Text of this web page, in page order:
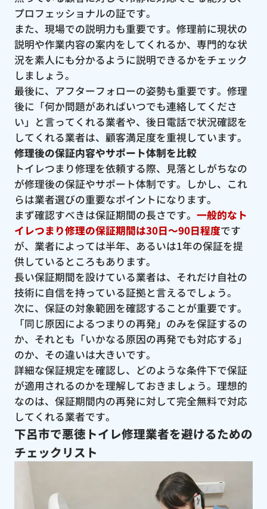
プロフェッショナルの証です。
また、現場での説明力も重要です。修理前に現状の
説明や作業内容の案内をしてくれるか、専門的な状
況を素人にも分かるように説明できるかをチェック
しましょう。
最後に、アフターフォローの姿勢も重要です。修理
後に「何か問題があればいつでも連絡してくださ
い」と言ってくれる業者や、後日電話で状況確認を
してくれる業者は、顧客満足度を重視しています。
修理後の保証内容やサポート体制を比較
トイレつまり修理を依頼する際、見落としがちなの
が修理後の保証やサポート体制です。しかし、これ
らは業者選びの重要なポイントになります。
まず確認すべきは保証期間の長さです。 一般的なト
イレつまり修理の保証期間は30日〜90日程度です
が、業者によっては半年、あるいは1年の保証を提
供しているところもあります。
長い保証期間を設けている業者は、それだけ自社の
技術に自信を持っている証拠と言えるでしょう。
次に、保証の対象範囲を確認することが重要です。
「同じ原因によるつまりの再発」のみを保証するの
か、それとも「いかなる原因の再発でも対応する」
のか、その違いは大きいです。
詳細な保証規定を確認し、どのような条件下で保証
が適用されるのかを理解しておきましょう。理想的
なのは、保証期間内の再発に対して完全無料で対応
してくれる業者です。
下呂市で悪徳トイレ修理業者を避けるための
チェックリスト